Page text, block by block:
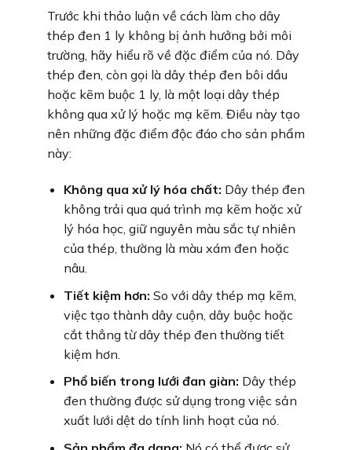
Trước khi thảo luận về cách làm cho dây
thép đen 1 ly không bị ảnh hưởng bởi môi
trường, hãy hiểu rõ về đặc điểm của nó. Dây
thép đen, còn gọi là dây thép đen bôi dầu
hoặc kẽm buộc 1 ly, là một loại dây thép
không qua xử lý hoặc mạ kẽm. Điều này tạo
nên những đặc điểm độc đáo cho sản phẩm
này:
Không qua xử lý hóa chất: Dây thép đen
không trải qua quá trình mạ kẽm hoặc xử
lý hóa học, giữ nguyên màu sắc tự nhiên
của thép, thường là màu xám đen hoặc
nâu.
Tiết kiệm hơn: So với dây thép mạ kẽm,
việc tạo thành dây cuộn, dây buộc hoặc
cắt thẳng từ dây thép đen thường tiết
kiệm hơn.
Phổ biến trong lưới đan giàn: Dây thép
đen thường được sử dụng trong việc sản
xuất lưới dệt do tính linh hoạt của nó.